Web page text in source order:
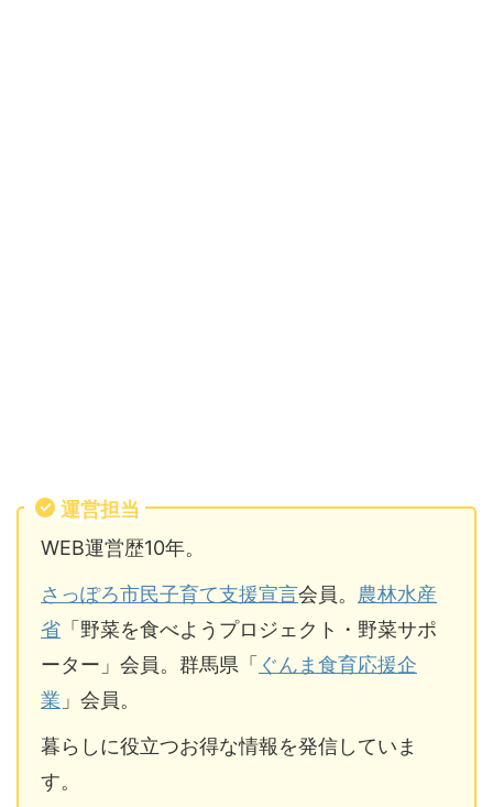
運営担当
WEB運営歴10年。
さっぽろ市民子育て支援宣言会員。 農林水産
省 「野菜を食べようプロジェクト・野菜サポ
ーター」会員。群馬県「 ぐんま食育応援企
業 」会員。
暮らしに役立つお得な情報を発信していま
す。